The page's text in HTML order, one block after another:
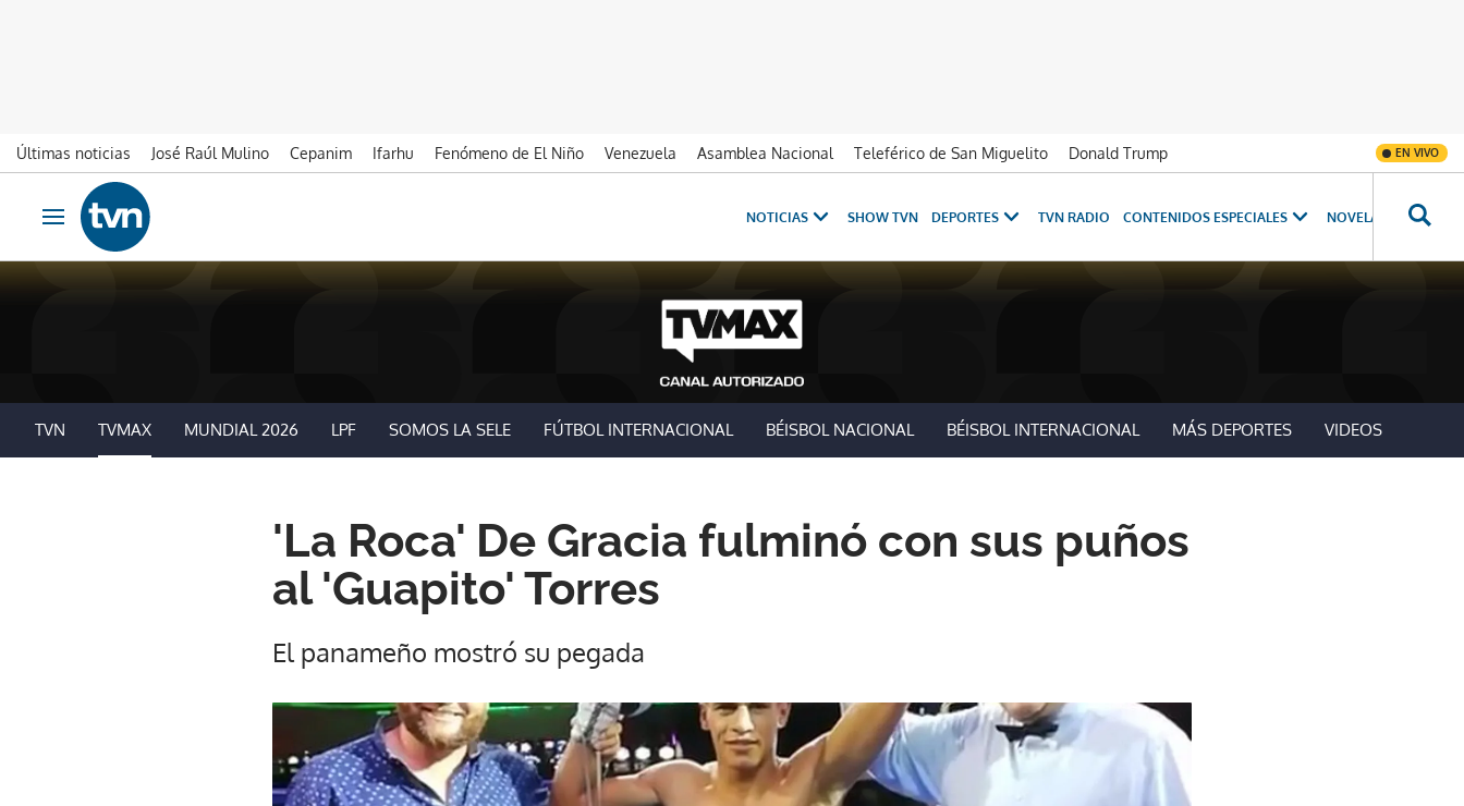
Últimas noticias José Raúl Mulino Cepanim Ifarhu Fenómeno de El Niño Venezuela Asamblea Nacional Teleférico de San Miguelito Donald Trump EN VIVO
Ir al contenido
Obrir navegació
NOTICIAS SHOW TVN DEPORTES TVN RADIO CONTENIDOS ESPECIALES NOVELAS
TVN TVMAX MUNDIAL 2026 LPF SOMOS LA SELE FÚTBOL INTERNACIONAL BÉISBOL NACIONAL BÉISBOL INTERNACIONAL MÁS DEPORTES VIDEOS
'La Roca' De Gracia fulminó con sus puños
al 'Guapito' Torres
El panameño mostró su pegada